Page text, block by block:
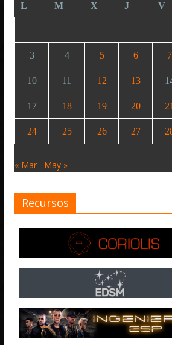
L
M X J V
3 4 5 6 7
10 11 12 13
17 18 19 20 21
24 25 26 27
« Mar May »
Recursos